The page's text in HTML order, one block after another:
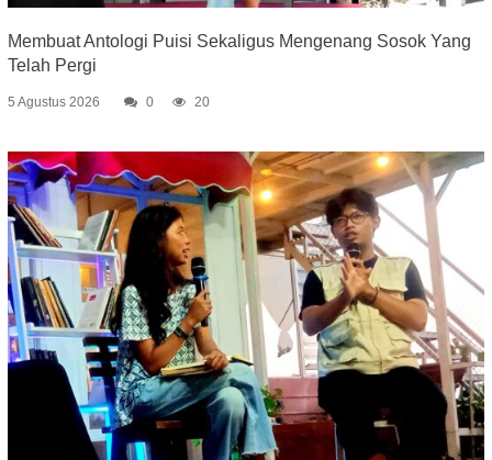
Membuat Antologi Puisi Sekaligus Mengenang Sosok Yang
Telah Pergi
5 Agustus 2026 0 20